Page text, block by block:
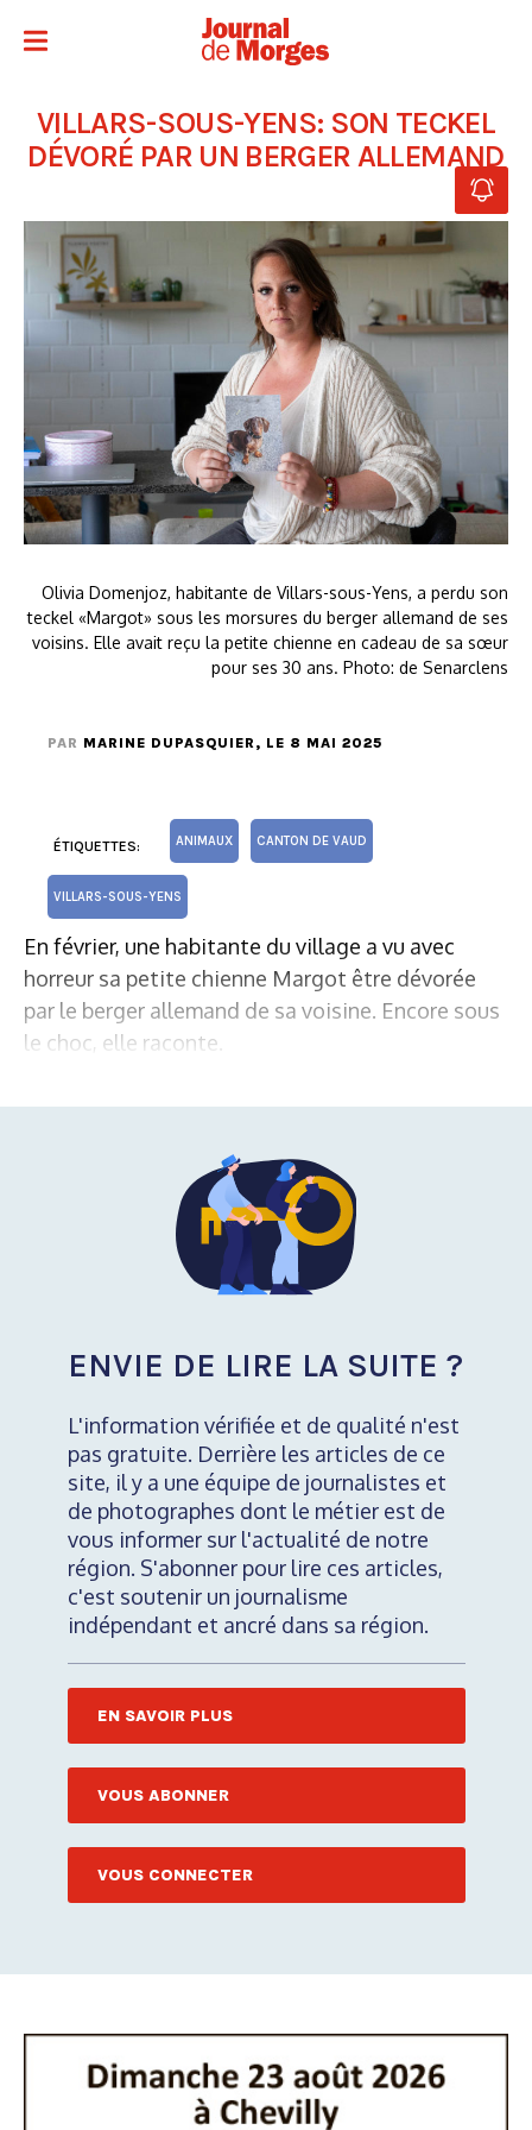
VILLARS-SOUS-YENS: SON TECKEL
DÉVORÉ PAR UN BERGER ALLEMAND
Olivia Domenjoz, habitante de Villars-sous-Yens, a perdu son
teckel «Margot» sous les morsures du berger allemand de ses
voisins. Elle avait reçu la petite chienne en cadeau de sa sœur
pour ses 30 ans. Photo: de Senarclens
PAR MARINE DUPASQUIER, LE 8 MAI 2025
ÉTIQUETTES: ANIMAUX CANTON DE VAUD
VILLARS-SOUS-YENS
En février, une habitante du village a vu avec
horreur sa petite chienne Margot être dévorée
par le berger allemand de sa voisine. Encore sous
le choc, elle raconte.
ENVIE DE LIRE LA SUITE ?
L'information vérifiée et de qualité n'est
pas gratuite. Derrière les articles de ce
site, il y a une équipe de journalistes et
de photographes dont le métier est de
vous informer sur l'actualité de notre
région. S'abonner pour lire ces articles,
c'est soutenir un journalisme
indépendant et ancré dans sa région.
EN SAVOIR PLUS
VOUS ABONNER
VOUS CONNECTER